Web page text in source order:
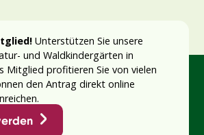
Unterstützen Sie unsere
und Waldkindergärten in
Mitglied profitieren Sie von vielen
den Antrag direkt online